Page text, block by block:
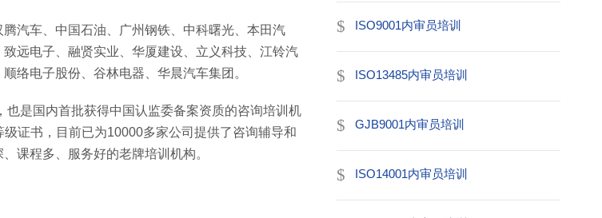
汽车、中国石油、广州钢铁、中科曙光、本田汽
远电子、融贤实业、华厦建设、立义科技、江铃汽
络电子股份、谷林电器、华晨汽车集团。
是国内首批获得中国认监委备案资质的咨询培训机
证书，目前已为10000多家公司提供了咨询辅导和
课程多、服务好的老牌培训机构。
ISO9001内审员培训
ISO13485内审员培训
GJB9001内审员培训
ISO14001内审员培训